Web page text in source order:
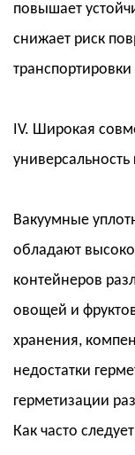
повышает
снижает риск
IV. Широкая
Вакуумные
обладают
контейнеров
овощей и
хранения,
недостатки
герметизации
Как часто